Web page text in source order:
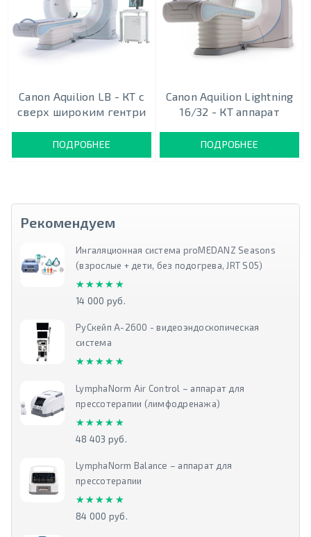
Canon Aquilion LB - КТ с
сверх широким гентри
ПОДРОБНЕЕ
Canon Aquilion Lightning
16/32 - КТ аппарат
ПОДРОБНЕЕ
Рекомендуем
Ингаляционная система proMEDANZ Seasons
(взрослые + дети, без подогрева, JRT S05)
★★★★★
★★★★★
14 000 руб.
РуСкейп А-2600 - видеоэндоскопическая
система
★★★★★
★★★★★
LymphaNorm Air Control – аппарат для
прессотерапии (лимфодренажа)
★★★★★
★★★★★
48 403 руб.
LymphaNorm Balance – аппарат для
прессотерапии
★★★★★
★★★★★
84 000 руб.